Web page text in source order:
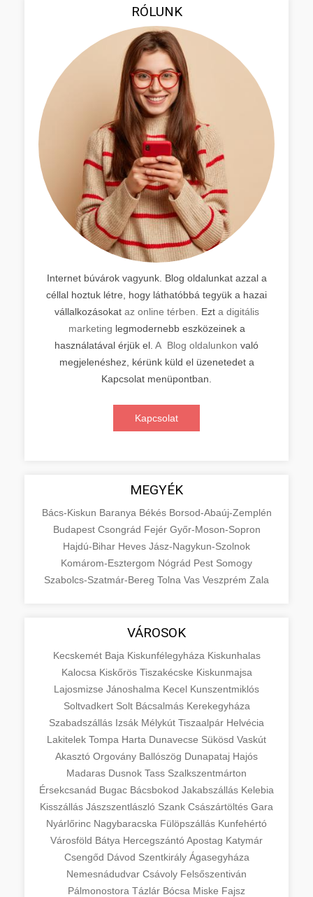
RÓLUNK
Internet búvárok vagyunk. Blog oldalunkat azzal a
céllal hoztuk létre, hogy láthatóbbá tegyük a hazai
vállalkozásokat az online térben. Ezt a digitális
marketing legmodernebb eszközeinek a
használatával érjük el. A Blog oldalunkon való
megjelenéshez, kérünk küld el üzenetedet a
Kapcsolat menüpontban.
Kapcsolat
MEGYÉK
Bács-Kiskun Baranya Békés Borsod-Abaúj-Zemplén
Budapest Csongrád Fejér Győr-Moson-Sopron
Hajdú-Bihar Heves Jász-Nagykun-Szolnok
Komárom-Esztergom Nógrád Pest Somogy
Szabolcs-Szatmár-Bereg Tolna Vas Veszprém Zala
VÁROSOK
Kecskemét Baja Kiskunfélegyháza Kiskunhalas
Kalocsa Kiskőrös Tiszakécske Kiskunmajsa
Lajosmizse Jánoshalma Kecel Kunszentmiklós
Soltvadkert Solt Bácsalmás Kerekegyháza
Szabadszállás Izsák Mélykút Tiszaalpár Helvécia
Lakitelek Tompa Harta Dunavecse Sükösd Vaskút
Akasztó Orgovány Ballószög Dunapataj Hajós
Madaras Dusnok Tass Szalkszentmárton
Érsekcsanád Bugac Bácsbokod Jakabszállás Kelebia
Kisszállás Jászszentlászló Szank Császártöltés Gara
Nyárlőrinc Nagybaracska Fülöpszállás Kunfehértó
Városföld Bátya HercegszántóApostag Katymár
Csengőd Dávod Szentkirály Ágasegyháza
Nemesnádudvar Csávoly Felsőszentiván
Pálmonostora Tázlár Bócsa Miske Fajsz